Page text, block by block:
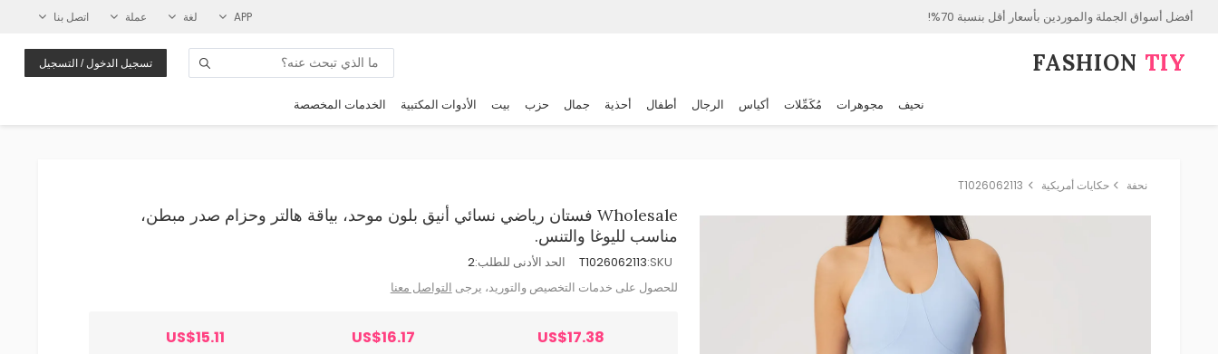
أفضل أسواق الجملة والموردين بأسعار أقل بنسبة 70%! APP لغة عملة اتصل بنا
FASHION⁠ TIY تسجيل الدخول / التسجيل
نحيف مجوهرات مُكَمِّلات أكياس الرجال أطفال أحذية جمال حزب بيت الأدوات المكتبية الخدمات المخصصة
نحفة حكايات أمريكية T1026062113
Wholesale فستان رياضي نسائي أنيق بلون موحد، بياقة هالتر وحزام صدر مبطن،
مناسب لليوغا والتنس.
SKU:
T1026062113 الحد الأدنى للطلب:2
للحصول على خدمات التخصيص والتوريد، يرجى التواصل معنا
US$17.38
US$16.17
US$15.11